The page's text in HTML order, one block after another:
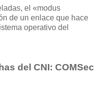
el «modus
de un enlace que hace
operativo del
del CNI: COMSec